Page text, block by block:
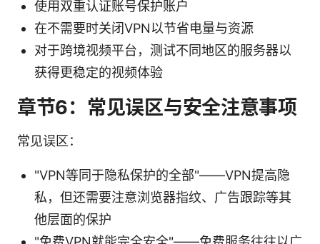
使用双重认证账号保护账户
在不需要时关闭VPN以节省电量与资源
对于跨境视频平台，测试不同地区的服务器以
获得更稳定的视频体验
章节6：常见误区与安全注意事项
常见误区：
"VPN等同于隐私保护的全部"——VPN提高隐
私，但还需要注意浏览器指纹、广告跟踪等其
他层面的保护